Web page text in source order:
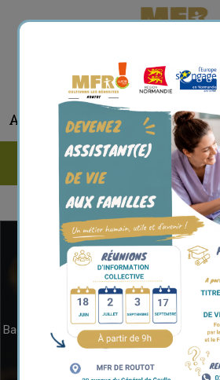
Accueil
Menu
Nos
Formations
4ème et 3ème de
CAPa Services Aux Personnes et
Bac Pro Services Aux Personnes et